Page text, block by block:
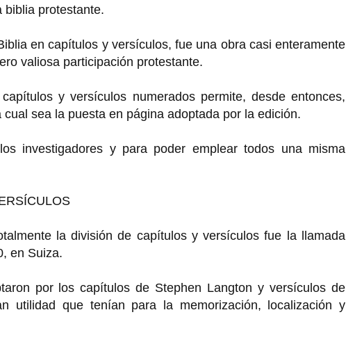
biblia protestante.
en capítulos y versículos, fue una obra casi enteramente
valiosa participación protestante.
y versículos numerados permite, desde entonces,
sea la puesta en página adoptada por la edición.
investigadores y para poder emplear todos una misma
la división de capítulos y versículos fue la llamada
en Suiza.
por los capítulos de Stephen Langton y versículos de
utilidad que tenían para la memorización, localización y